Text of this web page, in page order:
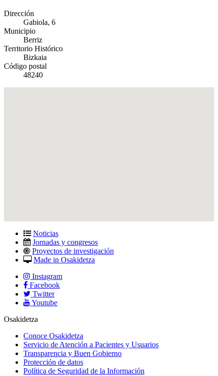
Dirección
Gabiola, 6
Municipio
Berriz
Territorio Histórico
Bizkaia
Código postal
48240
Noticias
Jornadas y congresos
Proyectos de investigación
Made in Osakidetza
Instagram
Facebook
Twitter
Youtube
Osakidetza
Conoce Osakidetza
Servicio de Atención a Pacientes y Usuarios
Transparencia y Buen Gobierno
Protección de datos
Política de Seguridad de la Información